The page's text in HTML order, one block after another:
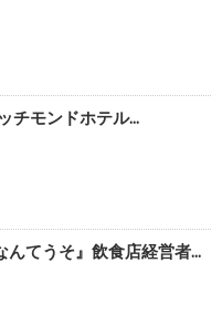
チモンドホテル...
んてうそ』飲食店経営者...